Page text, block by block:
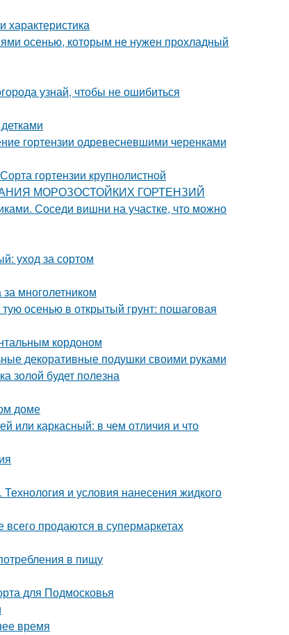
характеристика
осенью, которым не нужен прохладный
узнай, чтобы не ошибиться
гортензии одревесневшими черенками
гортензии крупнолистной
МОРОЗОСТОЙКИХ ГОРТЕНЗИЙ
Соседи вишни на участке, что можно
уход за сортом
многолетником
осенью в открытый грунт: пошаговая
кордоном
декоративные подушки своими руками
золой будет полезна
доме
или каркасный: в чем отличия и что
и условия нанесения жидкого
продаются в супермаркетах
в пищу
для Подмосковья
время